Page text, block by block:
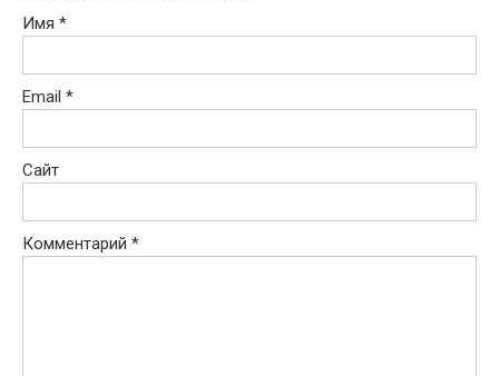
Имя *
Email *
Сайт
Комментарий *